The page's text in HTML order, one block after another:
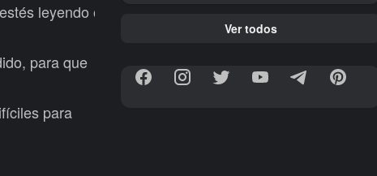
leyendo o
para que
para
Ver todos